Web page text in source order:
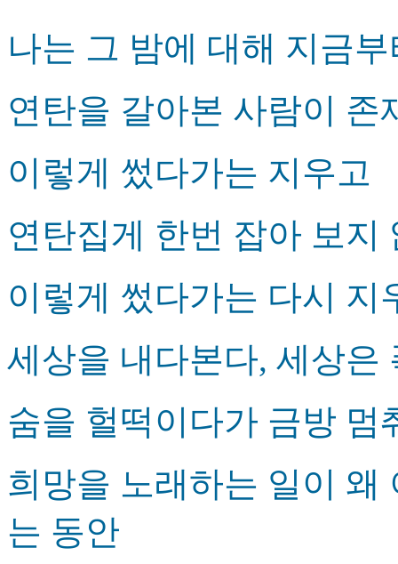
나는 그 밤에 대해 지금
연탄을 갈아본 사람이 존
이렇게 썼다가는 지우고
연탄집게 한번 잡아 보지
이렇게 썼다가는 다시 지
세상을 내다본다, 세상은
숨을 헐떡이다가 금방 멈
희망을 노래하는 일이 왜
는 동안